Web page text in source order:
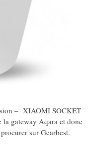
– XIAOMI SOCKET
la gateway Aqara et donc
sur Gearbest.